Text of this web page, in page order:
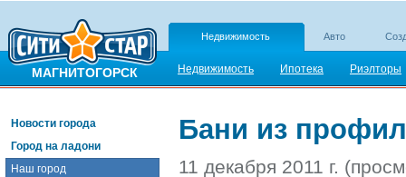
МАГНИТОГОРСК
Недвижимость Авто
Недвижимость Ипотека Риэлторы
Новости города
Город на ладони
Наш город
Бани из
11 декабря 2011 г.